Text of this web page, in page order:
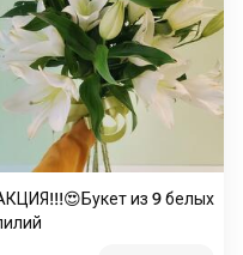
из 9 белых